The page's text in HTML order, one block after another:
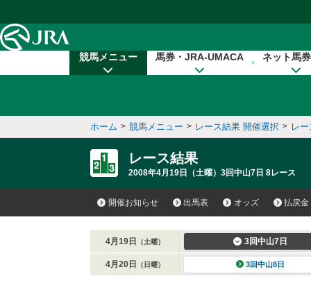
競馬メニュー 馬券・JRA-UMACA ネット馬
ホーム > 競馬メニュー > レース結果 開催選択 > レ
レース結果
2008年4月19日（土曜）3回中山7日 8レース
開催お知らせ 出馬表 オッズ 払戻金
4月19日 （土曜） 3回中山7日
4月20日 （日曜） 3回中山8日